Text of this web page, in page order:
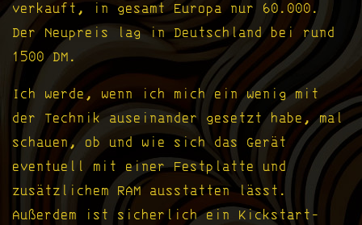
verkauft, in gesamt Europa nur 60.000.
Der Neupreis lag in Deutschland bei rund
1500 DM.
Ich werde, wenn ich mich ein wenig mit
der Technik auseinander gesetzt habe, mal
schauen, ob und wie sich das Gerät
eventuell mit einer Festplatte und
zusätzlichem RAM ausstatten lässt.
Außerdem ist sicherlich ein Kickstart-